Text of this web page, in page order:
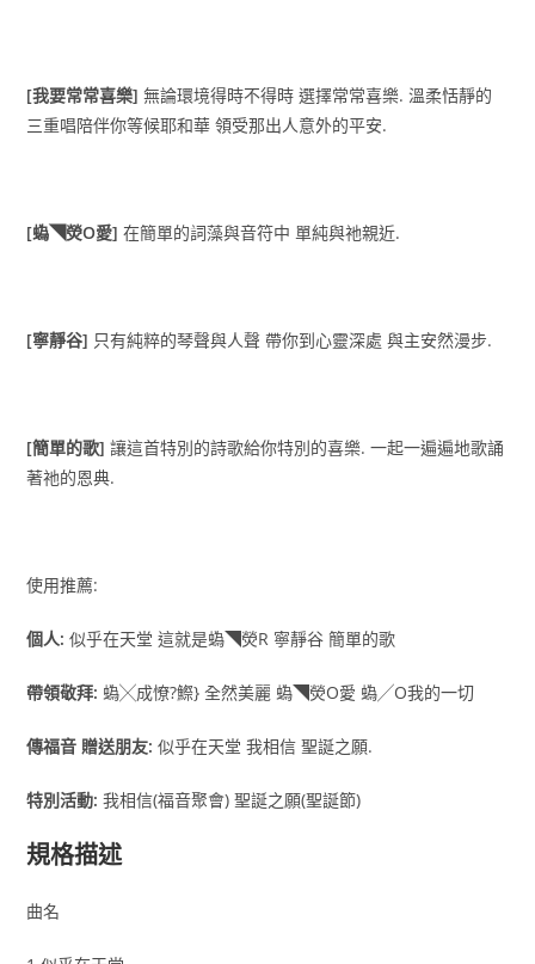
[我要常常喜樂] 無論環境得時不得時 選擇常常喜樂. 溫柔恬靜的
三重唱陪伴你等候耶和華 領受那出人意外的平安.
[蟡◥熒O愛] 在簡單的詞藻與音符中 單純與祂親近.
[寧靜谷] 只有純粹的琴聲與人聲 帶你到心靈深處 與主安然漫步.
[簡單的歌]讓這首特別的詩歌給你特別的喜樂. 一起一遍遍地歌誦
著祂的恩典.
使用推薦:
個人:似乎在天堂 這就是蟡◥熒R 寧靜谷 簡單的歌
帶領敬拜: 蟡╳成憭?鰶} 全然美麗 蟡◥熒O愛 蟡╱O我的一切
傳福音 贈送朋友:似乎在天堂 我相信 聖誕之願.
特別活動:我相信(福音聚會) 聖誕之願(聖誕節)
規格描述
曲名